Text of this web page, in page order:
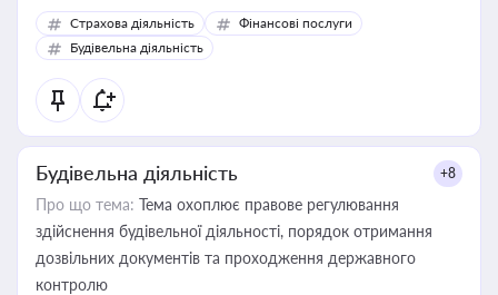
корисне для власника бізнесу, керівника, юриста або
бухгалтера під час оподаткування, приватизації, оренди
державного майна, корпоративних угод і перевірки
статусу суб'єктів оціночної діяльності
Страхова діяльність
Фінансові послуги
Будівельна діяльність
Будівельна діяльність +8
Про що тема: Тема охоплює правове регулювання
здійснення будівельної діяльності, порядок отримання
дозвільних документів та проходження державного
контролю